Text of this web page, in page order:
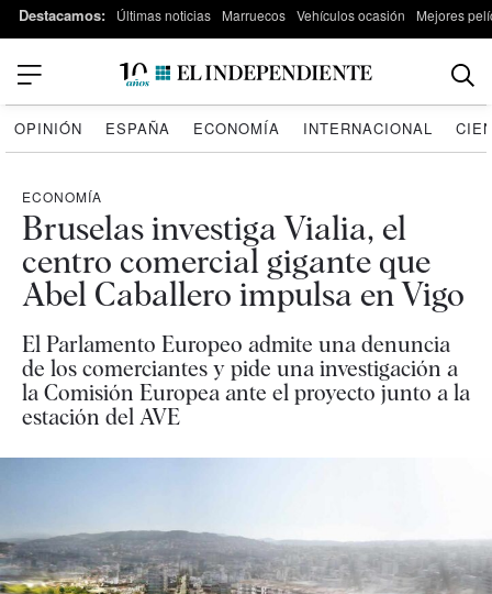
Destacamos: Últimas noticias Marruecos Vehículos ocasión Mejores
OPINIÓN ESPAÑA ECONOMÍA INTERNACIONAL
ECONOMÍA
Bruselas investiga Vialia, el
centro comercial gigante que
Abel Caballero impulsa en Vigo
El Parlamento Europeo admite una denuncia
de los comerciantes y pide una investigación a
la Comisión Europea ante el proyecto junto a la
estación del AVE